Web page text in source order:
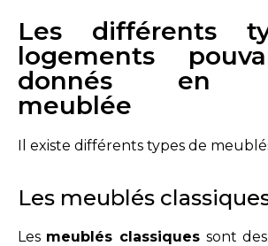
Les différents
logements
donnés en
meublée
Il existe différents types de
Les meublés
Les meublés classiquessont